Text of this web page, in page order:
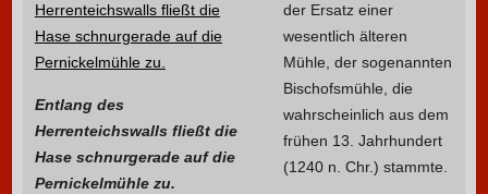
Entlang des
Herrenteichswalls fließt die
Hase schnurgerade auf die
Pernickelmühle zu.
der Ersatz einer
wesentlich älteren
Mühle, der sogenannten
Bischofsmühle, die
wahrscheinlich aus dem
frühen 13. Jahrhundert
(1240 n. Chr.) stammte.